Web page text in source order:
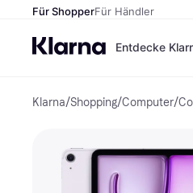
Für ShopperFür Händler
Entdecke
Klarna/Shopping/Computer/